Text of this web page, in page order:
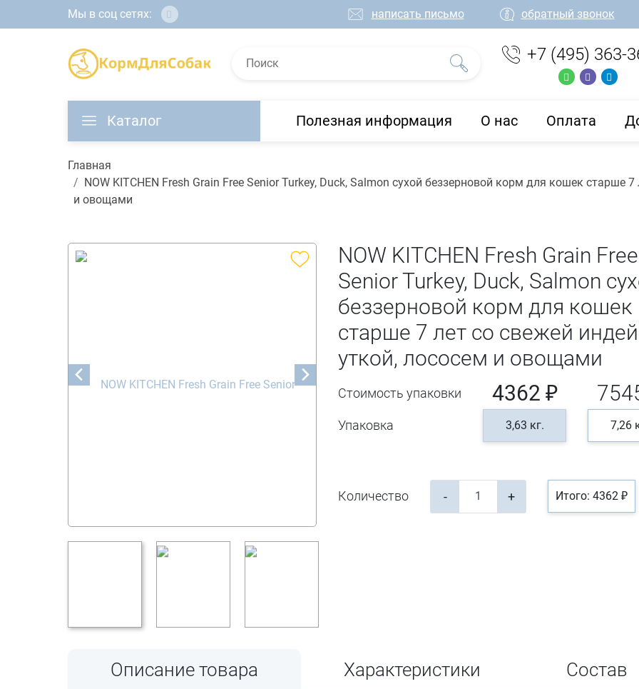
Мы в соц сетях: написать письмо обратный звонок
+7 (495) 363-
Каталог Полезная информация О нас Оплата
Главная
NOW KITCHEN Fresh Grain Free Senior Turkey, Duck, Salmon сухой беззерновой корм для кошек старше
и овощами
NOW KITCHEN Fresh Grain Free
Senior Turkey, Duck, Salmon
беззерновой корм для кошек
старше 7 лет со свежей
уткой, лососем и овощами
Стоимость упаковки
Упаковка
4362 ₽
3,63 кг. 7,26
Количество - + Итого: 4362 ₽
Описание товара Характеристики Состав